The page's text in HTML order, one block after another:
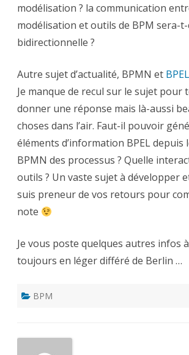
modélisation ? la communication
modélisation et outils de BPM sera-
bidirectionnelle ?
Autre sujet d’actualité, BPMN et BPEL
Je manque de recul sur le sujet pour
donner une réponse mais là-aussi
choses dans l’air. Faut-il pouvoir
éléments d’information BPEL depuis
BPMN des processus ? Quelle
outils ? Un vaste sujet à développer
suis preneur de vos retours pour
note
Je vous poste quelques autres infos
toujours en léger différé de Berlin …
BPM